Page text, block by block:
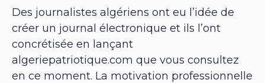
Des journalistes algériens ont eu l’idée de
créer un journal électronique et ils l’ont
concrétisée en lançant
algeriepatriotique.com que vous consultez
en ce moment. La motivation professionnelle